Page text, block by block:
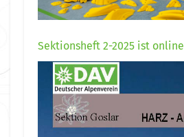
Sektionsheft 2-2025 ist online